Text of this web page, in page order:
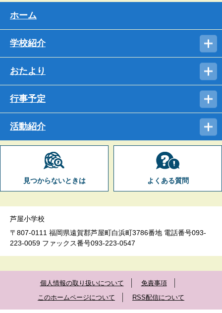
ホーム
学校紹介
おたより
行事予定
活動紹介
見つからないときは よくある質問
芦屋小学校
〒807-0111 福岡県遠賀郡芦屋町白浜町3786番地 電話番号093-
223-0059 ファックス番号093-223-0547
個人情報の取り扱いについて
免責事項
このホームページについて
RSS配信について